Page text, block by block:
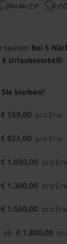
Wohnen
Wellenbad
& Beauty
sparen: Bei 5
€ Urlaubsvorteil!
bleiben?
€ 550,00 pro Erw.
€ 825,00 pro Erw.
€ 1.030,00 pro
€ 1.300,00 pro
€ 1.560,00 pro
ab € 1.800,00